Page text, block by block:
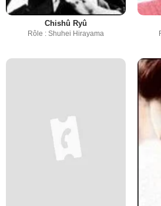
Chishû Ryû
Rôle : Shuhei Hirayama